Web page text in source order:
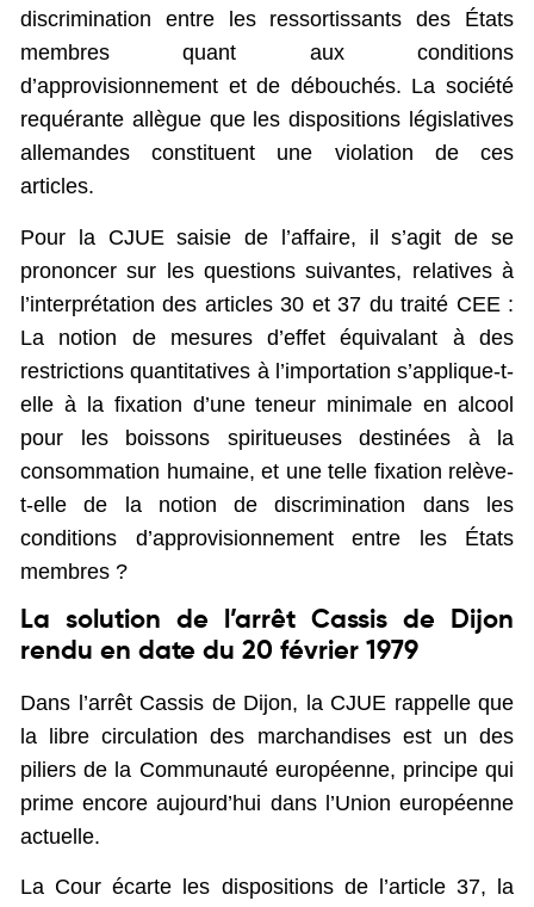
discrimination entre les ressortissants des États
membres quant aux conditions
d’approvisionnement et de débouchés. La société
requérante allègue que les dispositions législatives
allemandes constituent une violation de ces
articles.
Pour la CJUE saisie de l’affaire, il s’agit de se
prononcer sur les questions suivantes, relatives à
l’interprétation des articles 30 et 37 du traité CEE :
La notion de mesures d’effet équivalant à des
restrictions quantitatives à l’importation s’applique-t-
elle à la fixation d’une teneur minimale en alcool
pour les boissons spiritueuses destinées à la
consommation humaine, et une telle fixation relève-
t-elle de la notion de discrimination dans les
conditions d’approvisionnement entre les États
membres ?
La solution de l’arrêt Cassis de Dijon
rendu en date du 20 février 1979
Dans l’arrêt Cassis de Dijon, la CJUE rappelle que
la libre circulation des marchandises est un des
piliers de la Communauté européenne, principe qui
prime encore aujourd’hui dans l’Union européenne
actuelle.
La Cour écarte les dispositions de l’article 37, la